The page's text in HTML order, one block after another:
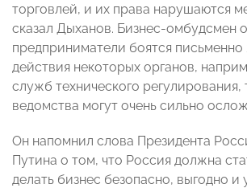
торговлей, и их права нарушаются
сказал Дыханов. Бизнес-омбудсмен
предприниматели боятся письменно
действия некоторых органов,
служб технического регулирования,
ведомства могут очень сильно
Он напомнил слова Президента
Путина о том, что Россия должна
делать бизнес безопасно, выгодно и